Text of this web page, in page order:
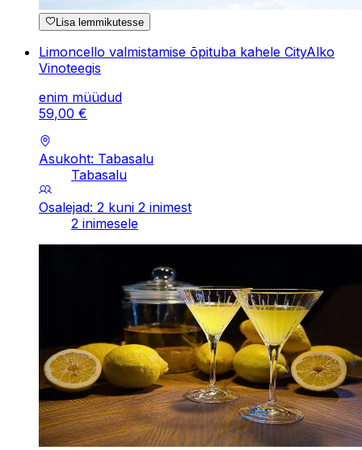
Lisa lemmikutesse
Limoncello valmistamise õpituba kahele CityAlko
Vinoteegis
enim müüdud
59,00 €
Asukoht: Tabasalu
Tabasalu
Osalejad: 2 kuni 2 inimest
2 inimesele